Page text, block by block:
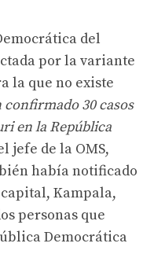
del
por la variante
la que no existe
confirmado 30 casos
en la República
jefe de la OMS,
había notificado
Kampala,
personas que
Democrática